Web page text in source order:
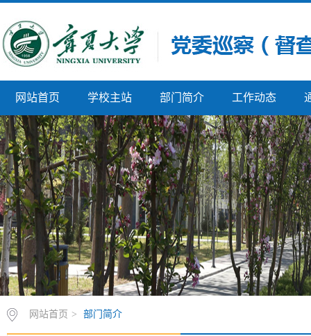
网站首页 学校主站 部门简介 工作动态
网站首页 > 部门简介